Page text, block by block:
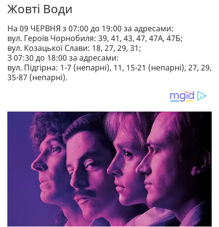
Жовті Води
На 09 ЧЕРВНЯ з 07:00 до 19:00 за адресами:
вул. Героїв Чорнобиля: 39, 41, 43, 47, 47А, 47Б;
вул. Козацької Слави: 18, 27, 29, 31;
З 07:30 до 18:00 за адресами:
вул. Підгірна: 1-7 (непарні), 11, 15-21 (непарні), 27, 29,
35-87 (непарні).